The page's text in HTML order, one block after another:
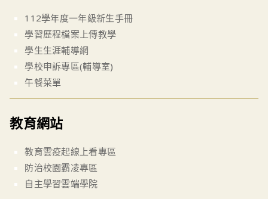
112學年度一年級新生手冊
學習歷程檔案上傳教學
學生生涯輔導網
學校申訴專區(輔導室)
午餐菜單
教育網站
教育雲疫起線上看專區
防治校園霸凌專區
自主學習雲端學院